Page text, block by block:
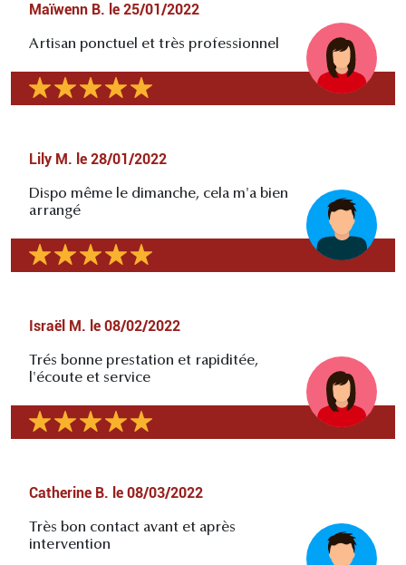
Maïwenn B. le 25/01/2022
Artisan ponctuel et très professionnel
Lily M. le 28/01/2022
Dispo même le dimanche, cela m'a bien
arrangé
Israël M. le 08/02/2022
Trés bonne prestation et rapiditée,
l'écoute et service
Catherine B. le 08/03/2022
Très bon contact avant et après
intervention